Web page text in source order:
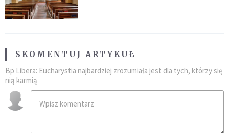
SKOMENTUJ ARTYKUŁ
Bp Libera: Eucharystia najbardziej zrozumiała jest dla tych, którzy się
nią karmią